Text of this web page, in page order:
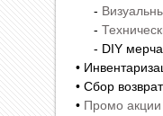
-
-
- DIY
•
• Сбор
• Промо акции